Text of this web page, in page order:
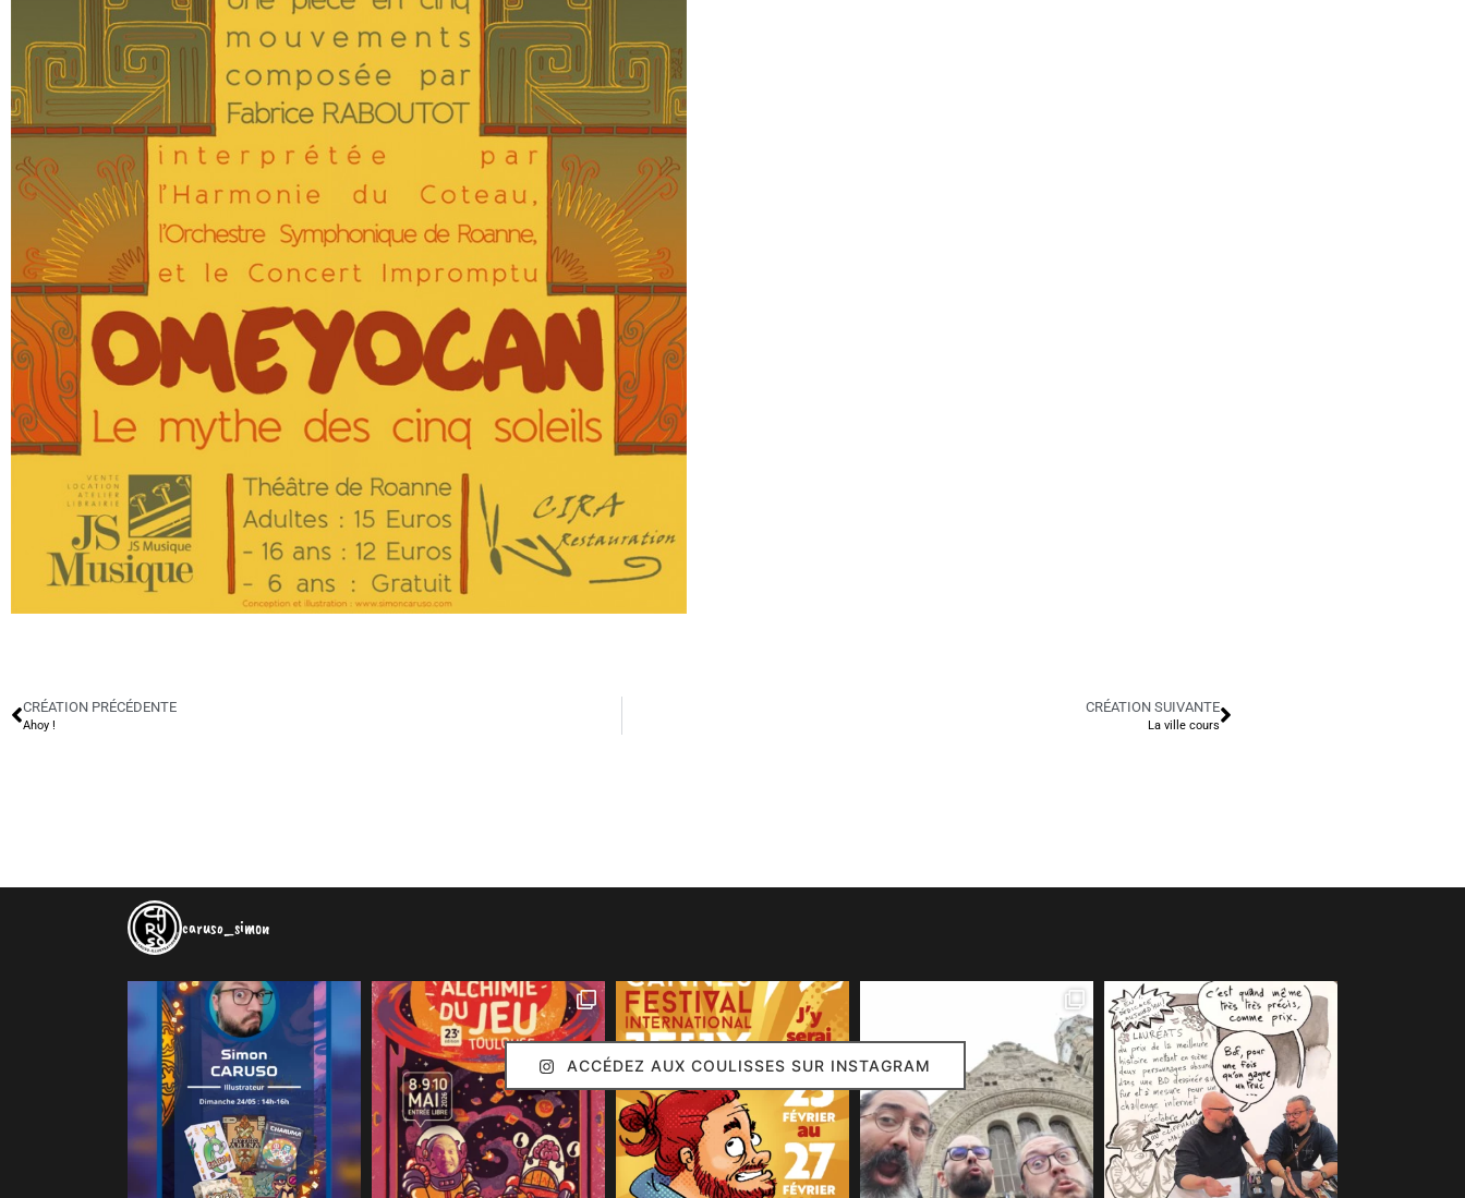
CRÉATION PRÉCÉDENTE
Ahoy !
CRÉATION SUIVANTE
La ville cours
caruso_simon
ACCÉDEZ AUX COULISSES SUR INSTAGRAM